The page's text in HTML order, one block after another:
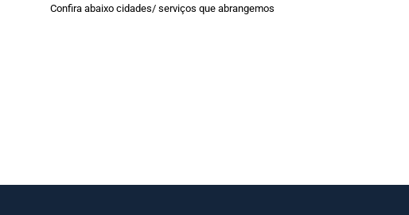
Confira abaixo cidades/ serviços que abrangemos